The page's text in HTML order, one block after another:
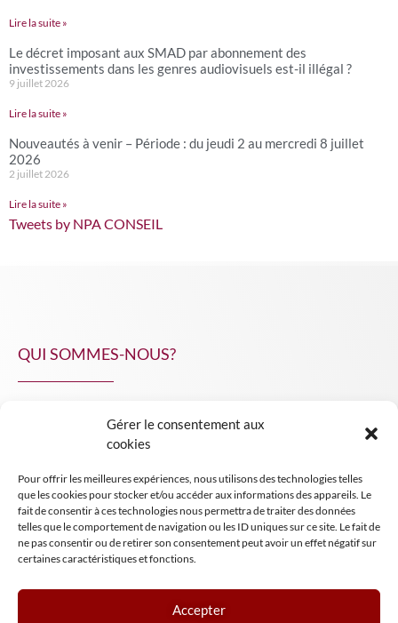
Gérer le consentement aux
cookies
Pour offrir les meilleures expériences, nous utilisons des technologies telles
que les cookies pour stocker et/ou accéder aux informations des appareils. Le
fait de consentir à ces technologies nous permettra de traiter des données
telles que le comportement de navigation ou les ID uniques sur ce site. Le fait de
ne pas consentir ou de retirer son consentement peut avoir un effet négatif sur
certaines caractéristiques et fonctions.
Accepter
Lire la suite »
Le décret imposant aux SMAD par abonnement des
investissements dans les genres audiovisuels est-il illégal ?
9 juillet 2026
Lire la suite »
Nouveautés à venir – Période : du jeudi 2 au mercredi 8 juillet
2026
2 juillet 2026
Lire la suite »
Tweets by NPA CONSEIL
QUI SOMMES-NOUS?
INSIGHT NPA